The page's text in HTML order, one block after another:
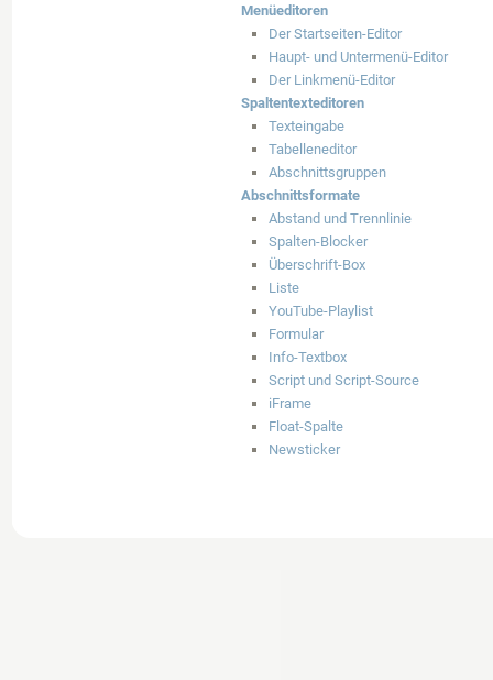
Menüeditoren
Der Startseiten-Editor
Haupt- und Untermenü-Editor
Der Linkmenü-Editor
Spaltentexteditoren
Texteingabe
Tabelleneditor
Abschnittsgruppen
Abschnittsformate
Abstand und Trennlinie
Spalten-Blocker
Überschrift-Box
Liste
YouTube-Playlist
Formular
Info-Textbox
Script und Script-Source
iFrame
Float-Spalte
Newsticker